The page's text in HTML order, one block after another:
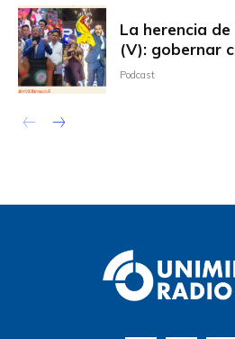
La herencia
(V): gobernar
Podcast